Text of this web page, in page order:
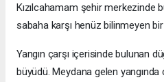
Kızılcahamam şehir merkezinde
sabaha karşı henüz bilinmeyen bir
Yangın çarşı içerisinde bulunan
büyüdü. Meydana gelen